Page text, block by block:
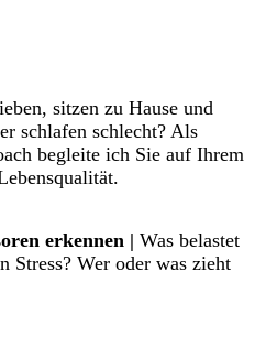
sitzen zu Hause und
schlafen schlecht? Als
begleite ich Sie auf Ihrem
erkennen | Was belastet
Stress? Wer oder was zieht